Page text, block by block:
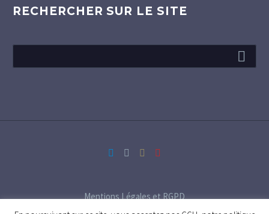
RECHERCHER SUR LE SITE
Mentions Légales et RGPD